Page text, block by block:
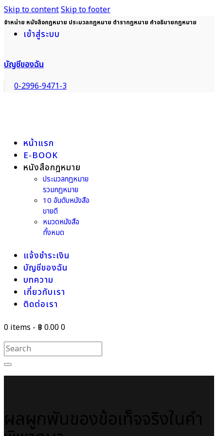
Skip to contentSkip to footer
จำหน่าย หนังสือกฎหมาย ประมวลกฎหมาย ตำรากฎหมาย คำอธิบายกฎหมาย
เข้าสู่ระบบ
บัญชีของฉัน
0-2996-9471-3
หน้าแรก
E-BOOK
หนังสือกฎหมาย
ประมวลกฎหมาย
รวมกฎหมาย
10 อันดับหนังสือ
ขายดี
หมวดหนังสือ
ทั้งหมด
แจ้งชำระเงิน
บัญชีของฉัน
บทความ
เกี่ยวกับเรา
ติดต่อเรา
0 items - ฿ 0.000